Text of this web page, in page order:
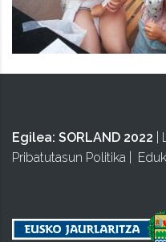
Egilea: SORLAND 2022
Pribatutasun Politika